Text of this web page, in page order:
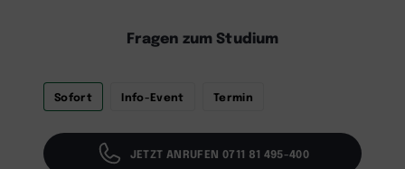
Fragen zum Studium
Sofort Info-Event Termin
JETZT ANRUFEN 0711 81 495-400